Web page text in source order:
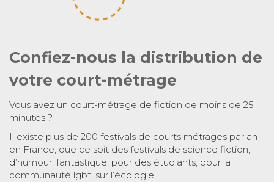
Confiez-nous la distribution de
votre court-métrage
Vous avez un court-métrage de fiction de moins de 25
minutes ?
Il existe plus de 200 festivals de courts métrages par an
en France, que ce soit des festivals de science fiction,
d’humour, fantastique, pour des étudiants, pour la
communauté lgbt, sur l’écologie…